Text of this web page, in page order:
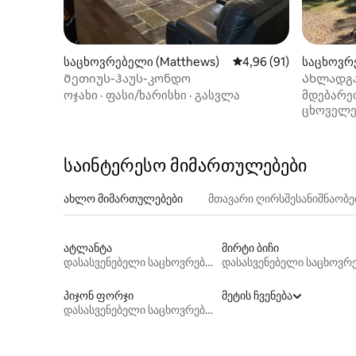
საცხოვრებელი (Matthews) საშუალო შეფასებაა
4,96 (91)
Მეთიუს-ჰაუს-კონდო
ოჯახი · ფასი/ხარისხი · გასვლა
საინტერესო მიმართულებები
ახლო მიმართულებები მთავარი
ატლანტა
დასასვენებელი საცხოვრებლები
მირტი ბიჩი
პიჯონ ფორჯი
დასასვენებელი საცხოვრებლები
მეტის ჩვენება